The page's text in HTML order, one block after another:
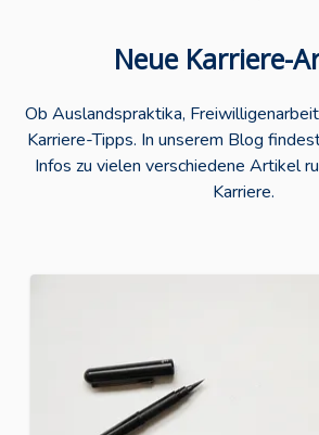
Neue Karriere-
Ob Auslandspraktika,
Karriere-Tipps. In unserem Blog
Infos zu vielen verschiedene Artikel
Karriere.